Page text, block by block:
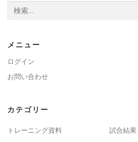
索:
メニュー
ログイン
お問い合わせ
カテゴリー
トレーニング資料 試合結果